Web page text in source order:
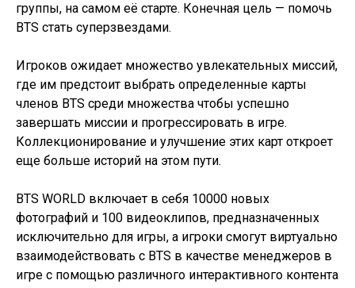
группы, на самом её старте. Конечная цель — помочь
BTS стать суперзвездами.
Игроков ожидает множество увлекательных миссий,
где им предстоит выбрать определенные карты
членов BTS среди множества чтобы успешно
завершать миссии и прогрессировать в игре.
Коллекционирование и улучшение этих карт откроет
еще больше историй на этом пути.
BTS WORLD включает в себя 10000 новых
фотографий и 100 видеоклипов, предназначенных
исключительно для игры, а игроки смогут виртуально
взаимодействовать с BTS в качестве менеджеров в
игре с помощью различного интерактивного контента